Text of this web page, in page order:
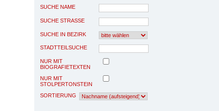
SUCHE NAME
SUCHE STRASSE
SUCHE IN BEZIRK
STADTTEILSUCHE
NUR MIT
BIOGRAFIETEXTEN
NUR MIT
STOLPERTONSTEIN
SORTIERUNG